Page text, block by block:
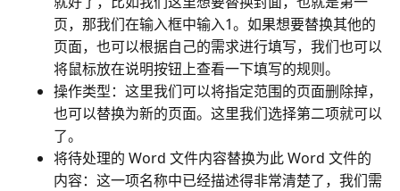
页，那我们在输入框中输入1。如果想要替换其他的
页面，也可以根据自己的需求进行填写，我们也可以
将鼠标放在说明按钮上查看一下填写的规则。
操作类型：这里我们可以将指定范围的页面删除掉，
也可以替换为新的页面。这里我们选择第二项就可以
了。
将待处理的 Word 文件内容替换为此 Word 文件的
内容：这一项名称中已经描述得非常清楚了，我们需